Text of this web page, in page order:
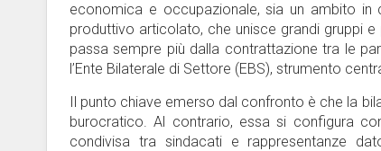
economica e occupazionale, sia un ambito in
produttivo articolato, che unisce grandi gruppi
passa sempre più dalla contrattazione tra le
l’Ente Bilaterale di Settore (EBS), strumento
Il punto chiave emerso dal confronto è che la
burocratico. Al contrario, essa si configura
condivisa tra sindacati e rappresentanze